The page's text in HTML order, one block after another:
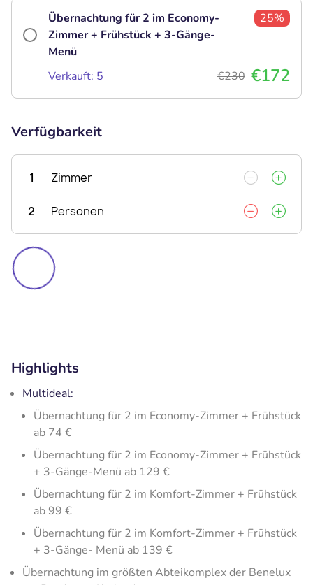
Übernachtung für 2 im Economy-
Zimmer + Frühstück + 3-Gänge-
Menü
25%
Verkauft: 5 €230 €172
Verfügbarkeit
1 Zimmer
2 Personen
Highlights
Multideal:
Übernachtung für 2 im Economy-Zimmer + Frühstück
ab 74 €
Übernachtung für 2 im Economy-Zimmer + Frühstück
+ 3-Gänge-Menü ab 129 €
Übernachtung für 2 im Komfort-Zimmer + Frühstück
ab 99 €
Übernachtung für 2 im Komfort-Zimmer + Frühstück
+ 3-Gänge- Menü ab 139 €
Übernachtung im größten Abteikomplex der Benelux